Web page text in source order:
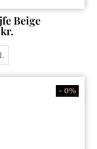
Beige
kr.
- 0%